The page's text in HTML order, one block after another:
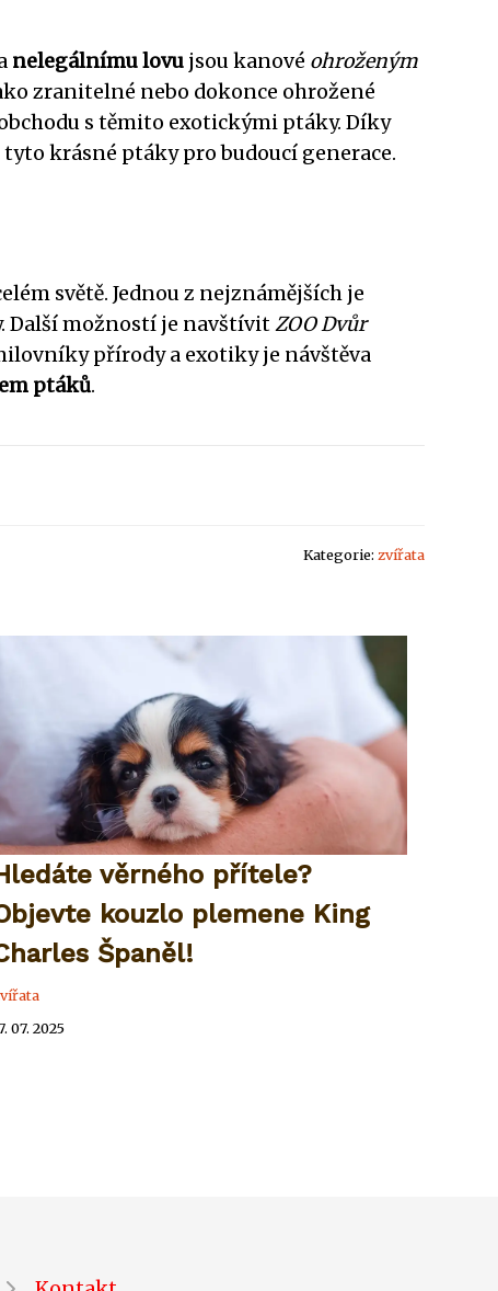
nelegálnímu lovu jsou kanové ohroženým
zranitelné nebo dokonce ohrožené
s těmito exotickými ptáky. Díky
krásné ptáky pro budoucí generace.
světě. Jednou z nejznámějších je
Další možností je navštívitZOO Dvůr
přírody a exotiky je návštěva
ptáků.
Kategorie: zvířata
věrného přítele?
kouzlo plemene King
Španěl!
07. 2025